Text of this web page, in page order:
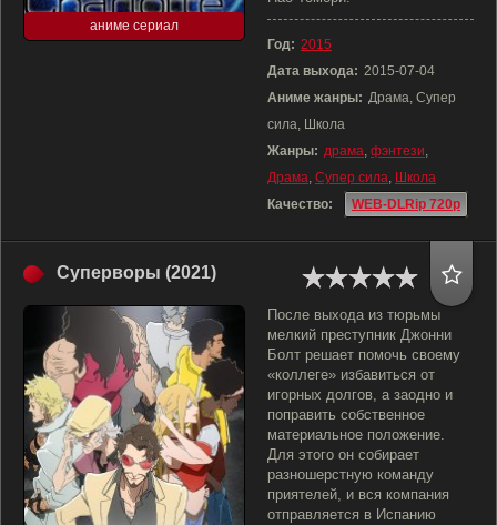
аниме сериал
Год: 2015
Дата выхода: 2015-07-04
Аниме жанры: Драма, Супер
сила, Школа
Жанры: драма, фэнтези,
Драма, Супер сила, Школа
Качество:
WEB-DLRip 720p
Суперворы (2021)
После выхода из тюрьмы
мелкий преступник Джонни
Болт решает помочь своему
«коллеге» избавиться от
игорных долгов, а заодно и
поправить собственное
материальное положение.
Для этого он собирает
разношерстную команду
приятелей, и вся компания
отправляется в Испанию